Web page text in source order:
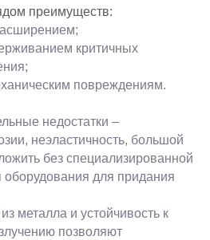
преимуществ:
критичных
повреждениям.
недостатки –
неэластичность, большой
без специализированной
для придания
металла и устойчивость к
позволяют